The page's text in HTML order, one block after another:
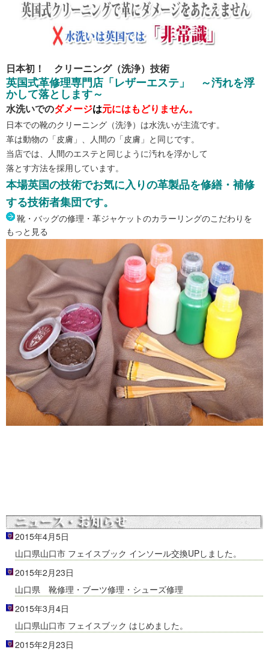
日本初！ クリーニング（洗浄）技術
英国式革修理専門店「レザーエステ」 ～汚れを浮
かして落とします～
水洗いでのダメージは元にはもどりません。
日本での靴のクリーニング（洗浄）は水洗いが主流です。
革は動物の「皮膚」、人間の「皮膚」と同じです。
当店では、人間のエステと同じように汚れを浮かして
落とす方法を採用しています。
本場英国の技術でお気に入りの革製品を修繕・補修
する技術者集団です。
靴・バッグの修理・革ジャケットのカラーリングのこだわりを
もっと見る
2015年4月5日
山口県山口市 フェイスブック インソール交換UPしました。
2015年2月23日
山口県 靴修理・ブーツ修理・シューズ修理
2015年3月4日
山口県山口市 フェイスブック はじめました。
2015年2月23日